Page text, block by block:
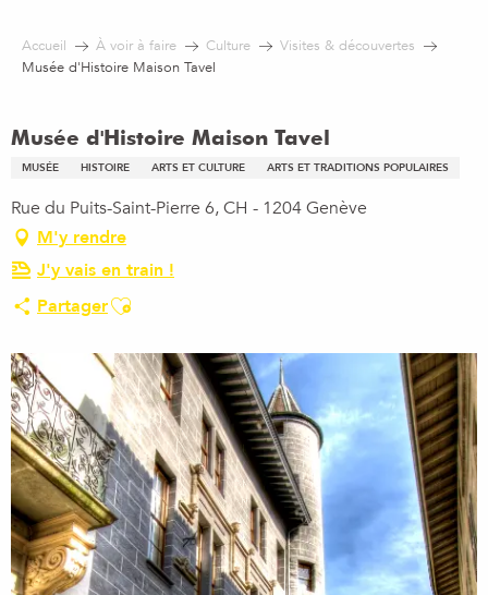
contenu
Accueil À voir à faire Culture
Visites & découvertes
Musée d'Histoire Maison Tavel
Musée d'Histoire Maison Tavel
MUSÉE HISTOIRE ARTS ET CULTURE ARTS ET TRADITIONS POPULAIRES
Rue du Puits-Saint-Pierre 6, CH - 1204 Genève
M'y rendre
J'y vais en train !
PartagerAjouter aux favoris